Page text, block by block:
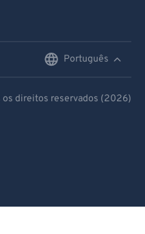
Português
os direitos reservados (2026)